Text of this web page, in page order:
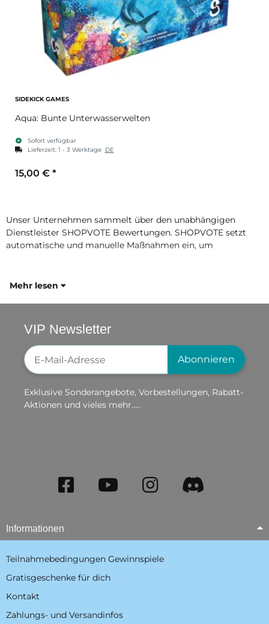
SIDEKICK GAMES
Aqua: Bunte Unterwasserwelten
Sofort verfügbar
Lieferzeit: 1 - 3 Werktage DE
15,00 € *
Unser Unternehmen sammelt über den unabhängigen
Dienstleister SHOPVOTE Bewertungen. SHOPVOTE setzt
automatische und manuelle Maßnahmen ein, um
Mehr lesen
VIP Newsletter
Newsletter-Registrierung
Abonnieren
Exklusive Sonderangebote, Vorbestellungen, Rabatt-
Aktionen und vieles mehr.....
Informationen
Teilnahmebedingungen Gewinnspiele
Gratisgeschenke für dich
Kontakt
Zahlungs- und Versandinfos